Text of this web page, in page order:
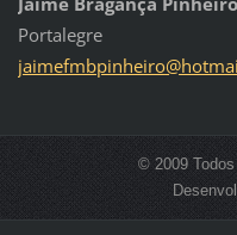
Portalegre
jaimefmbpinheiro
© 2009